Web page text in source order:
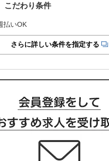
こだわり条件
払いOK
さらに詳しい条件を指定する